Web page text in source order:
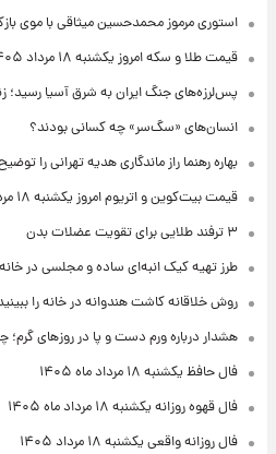
استوری مرموز محمدحسین میثاقی با موی
قیمت طلا و سکه امروز یکشنبه ۱۸ مرداد ۱۴۰۵/کاهش قیمت طلا و سکه
پس‌لرزه‌های جنگ ایران به شرق آسیا رسید؛
انسان‌های «سگ‌سر» چه کسانی بودند؟
بهاره رهنما راز ماندگاری هدیه تهرانی را
قیمت بیت‌کوین و اتریوم امروز یکشنبه ۱۸ مرداد ۱۴۰۵
۳ ترفند طلایی برای تقویت عضلات بدن
طرز تهیه کیک انبه‌ای ساده و مجلسی در خانه
روش خلاقانه کاشت هندوانه در خانه را
هشدار درباره ورم دست و پا در روزهای گرم؛
فال حافظ یکشنبه ۱۸ مرداد ماه ۱۴۰۵
فال قهوه روزانه یکشنبه ۱۸ مرداد ماه ۱۴۰۵
فال روزانه واقعی یکشنبه ۱۸ مرداد ۱۴۰۵